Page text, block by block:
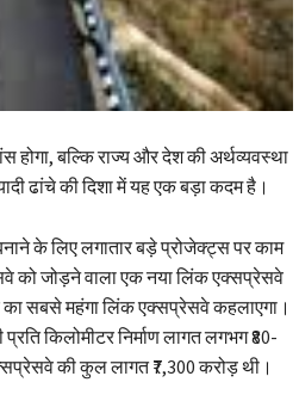
बल्कि राज्य और देश की अर्थव्यवस्था
ढांचे की दिशा में यह एक बड़ा कदम है।
के लिए लगातार बड़े प्रोजेक्ट्स पर काम
जोड़ने वाला एक नया लिंक एक्सप्रेसवे
का सबसे महंगा लिंक एक्सप्रेसवे कहलाएगा।
किलोमीटर निर्माण लागत लगभग ₹80-
की कुल लागत ₹7,300 करोड़ थी।